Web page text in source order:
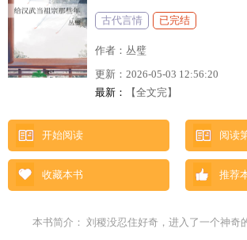
古代言情 已完结
作者： 丛璧
更新： 2026-05-03 12:56:20
最新：
【全文完】
开始阅读 阅读
收藏本书 推荐
本书简介： 刘稷没忍住好奇，进入了一个神奇